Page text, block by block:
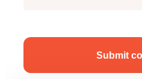
Submit